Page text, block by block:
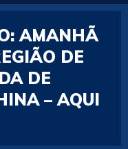
AMANHÃ
DE
DE
– AQUI